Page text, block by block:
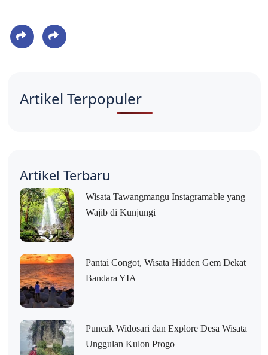
Artikel Terpopuler
Artikel Terbaru
Wisata Tawangmangu Instagramable yang
Wajib di Kunjungi
Pantai Congot, Wisata Hidden Gem Dekat
Bandara YIA
Puncak Widosari dan Explore Desa Wisata
Unggulan Kulon Progo